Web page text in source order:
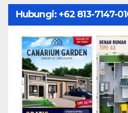
Hubungi: ‪+62 813-7147-